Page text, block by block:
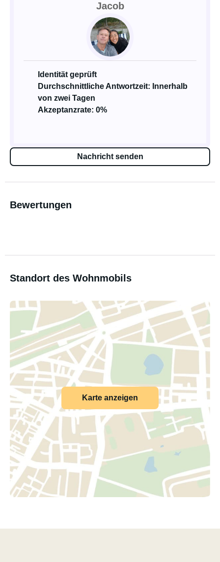
Jacob
Identität geprüft
Durchschnittliche Antwortzeit: Innerhalb
von zwei Tagen
Akzeptanzrate: 0%
Nachricht senden
Bewertungen
Standort des Wohnmobils
Karte anzeigen